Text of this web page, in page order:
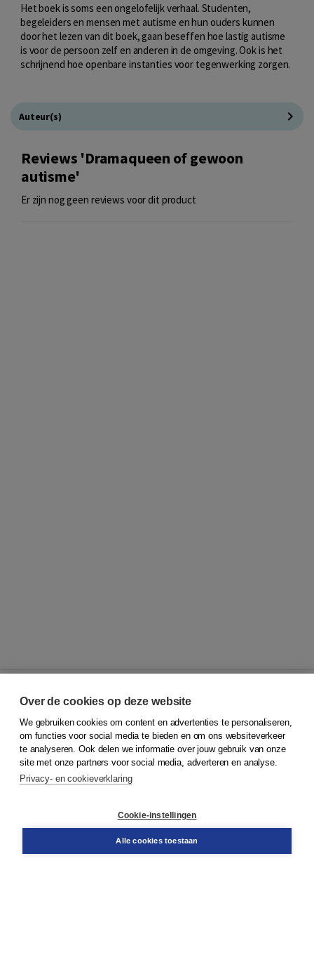
Het boek is soms een ongelofelijk verhaal. Studenten,
begeleiders en mensen met autisme en hun ouders kunnen
door het lezen van dit boek, gaan beseffen hoe lastig autisme
is voor de persoon zelf en anderen in de omgeving. Ook is het
schrijnend hoe openbare instanties voor tegenwerking zorgen.
Auteur(s)
Reviews 'Dramaqueen of gewoon
autisme'
Er zijn nog geen reviews voor dit product
© 2026Koninklijke Boom uitgevers
Klantenservice
Service & informatie
Contact
Over de cookies op deze website
We gebruiken cookies om content en advertenties te personaliseren,
om functies voor social media te bieden en om ons websiteverkeer
te analyseren. Ook delen we informatie over jouw gebruik van onze
site met onze partners voor social media, adverteren en analyse.
Privacy- en cookieverklaring
Cookie-instellingen
Alle cookies toestaan